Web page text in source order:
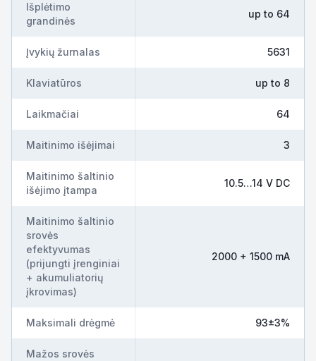
Išplėtimo
grandinės
up to 64
Įvykių žurnalas 5631
Klaviatūros up to 8
Laikmačiai 64
Maitinimo išėjimai 3
Maitinimo šaltinio
išėjimo įtampa
10.5…14 V DC
Maitinimo šaltinio
srovės
efektyvumas
(prijungti įrenginiai
+ akumuliatorių
įkrovimas)
2000 + 1500 mA
Maksimali drėgmė 93±3%
Mažos srovės